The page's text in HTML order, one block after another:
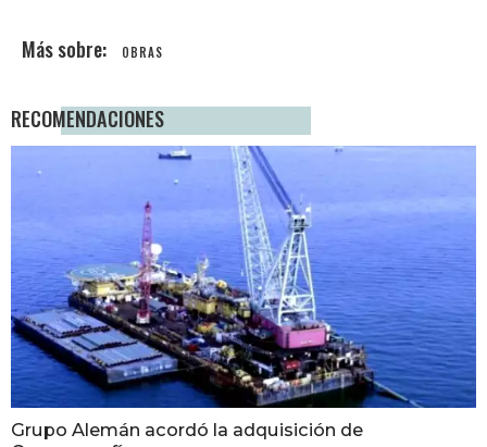
OBRAS
RECOMENDACIONES
Grupo Alemán acordó la adquisición de